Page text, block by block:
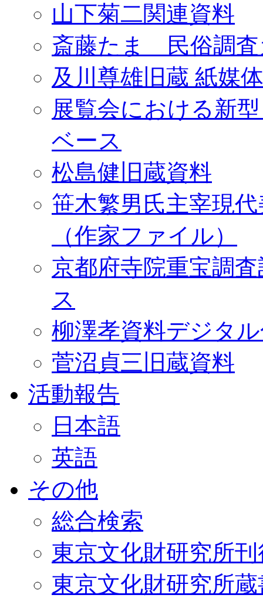
山下菊二関連資料
斎藤たま 民俗調査
及川尊雄旧蔵 紙媒
展覧会における新
ベース
松島健旧蔵資料
笹木繁男氏主宰現
（作家ファイル）
京都府寺院重宝調
ス
柳澤孝資料デジタ
菅沼貞三旧蔵資料
活動報告
日本語
英語
その他
総合検索
東京文化財研究所
東京文化財研究所